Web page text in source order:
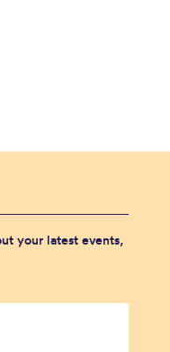
your latest events,